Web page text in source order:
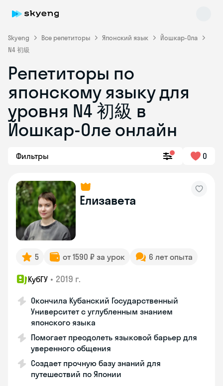
Skyeng Все репетиторы Японский язык
Йошкар-Ола
N4 初級
Репетиторы по
японскому языку для
уровня N4 初級 в
Йошкар-Оле онлайн
Фильтры 0
Елизавета
5 от 1590 ₽ за урок 6 лет опыта
КубГУ • 2019 г.
Окончила Кубанский Государственный
Университет с углубленным знанием
японского языка
Помогает преодолеть языковой барьер для
уверенного общения
Создает прочную базу знаний для
путешествий по Японии
Skyeng Chat